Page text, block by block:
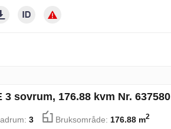
sovrum, 176.88 kvm Nr. 637580
3 Bruksområde: 176.88 m2